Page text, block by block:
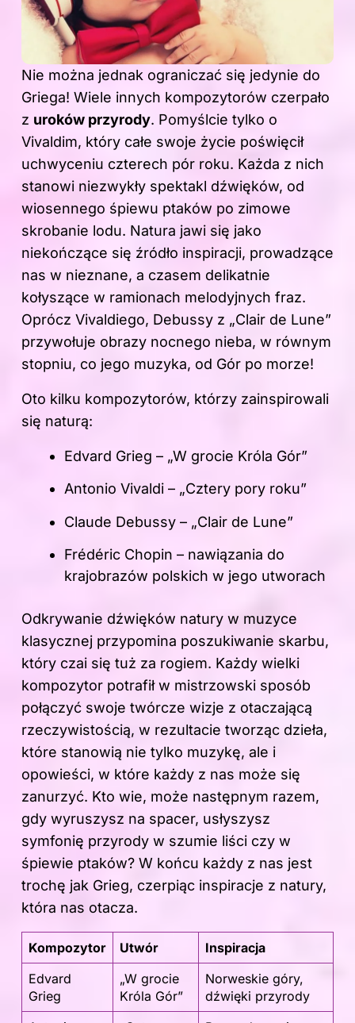
Nie można jednak ograniczać się jedynie do
Griega! Wiele innych kompozytorów czerpało
z uroków przyrody. Pomyślcie tylko o
Vivaldim, który całe swoje życie poświęcił
uchwyceniu czterech pór roku. Każda z nich
stanowi niezwykły spektakl dźwięków, od
wiosennego śpiewu ptaków po zimowe
skrobanie lodu. Natura jawi się jako
niekończące się źródło inspiracji, prowadzące
nas w nieznane, a czasem delikatnie
kołyszące w ramionach melodyjnych fraz.
Oprócz Vivaldiego, Debussy z „Clair de Lune”
przywołuje obrazy nocnego nieba, w równym
stopniu, co jego muzyka, od Gór po morze!
Oto kilku kompozytorów, którzy zainspirowali
się naturą:
Edvard Grieg – „W grocie Króla Gór”
Antonio Vivaldi – „Cztery pory roku”
Claude Debussy – „Clair de Lune”
Frédéric Chopin – nawiązania do
krajobrazów polskich w jego utworach
Odkrywanie dźwięków natury w muzyce
klasycznej przypomina poszukiwanie skarbu,
który czai się tuż za rogiem. Każdy wielki
kompozytor potrafił w mistrzowski sposób
połączyć swoje twórcze wizje z otaczającą
rzeczywistością, w rezultacie tworząc dzieła,
które stanowią nie tylko muzykę, ale i
opowieści, w które każdy z nas może się
zanurzyć. Kto wie, może następnym razem,
gdy wyruszysz na spacer, usłyszysz
symfonię przyrody w szumie liści czy w
śpiewie ptaków? W końcu każdy z nas jest
trochę jak Grieg, czerpiąc inspiracje z natury,
która nas otacza.
Kompozytor Utwór
Inspiracja
Edvard
Grieg
„W grocie
Króla Gór”
Norweskie góry,
dźwięki przyrody